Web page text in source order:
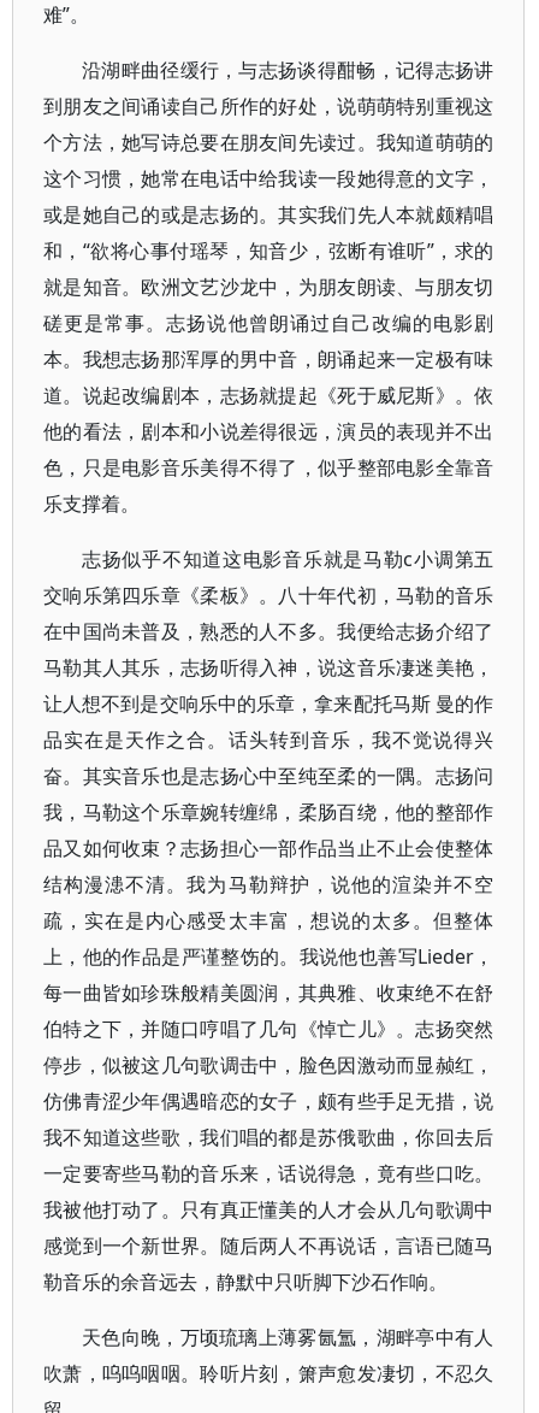
难”。
沿湖畔曲径缓行，与志扬谈得酣畅，记得志扬讲
到朋友之间诵读自己所作的好处，说萌萌特别重视这
个方法，她写诗总要在朋友间先读过。我知道萌萌的
这个习惯，她常在电话中给我读一段她得意的文字，
或是她自己的或是志扬的。其实我们先人本就颇精唱
和，“欲将心事付瑶琴，知音少，弦断有谁听”，求的
就是知音。欧洲文艺沙龙中，为朋友朗读、与朋友切
磋更是常事。志扬说他曾朗诵过自己改编的电影剧
本。我想志扬那浑厚的男中音，朗诵起来一定极有味
道。说起改编剧本，志扬就提起《死于威尼斯》。依
他的看法，剧本和小说差得很远，演员的表现并不出
色，只是电影音乐美得不得了，似乎整部电影全靠音
乐支撑着。
志扬似乎不知道这电影音乐就是马勒c小调第五
交响乐第四乐章《柔板》。八十年代初，马勒的音乐
在中国尚未普及，熟悉的人不多。我便给志扬介绍了
马勒其人其乐，志扬听得入神，说这音乐凄迷美艳，
让人想不到是交响乐中的乐章，拿来配托马斯 曼的作
品实在是天作之合。话头转到音乐，我不觉说得兴
奋。其实音乐也是志扬心中至纯至柔的一隅。志扬问
我，马勒这个乐章婉转缠绵，柔肠百绕，他的整部作
品又如何收束？志扬担心一部作品当止不止会使整体
结构漫漶不清。我为马勒辩护，说他的渲染并不空
疏，实在是内心感受太丰富，想说的太多。但整体
上，他的作品是严谨整饬的。我说他也善写Lieder，
每一曲皆如珍珠般精美圆润，其典雅、收束绝不在舒
伯特之下，并随口哼唱了几句《悼亡儿》。志扬突然
停步，似被这几句歌调击中，脸色因激动而显赪红，
仿佛青涩少年偶遇暗恋的女子，颇有些手足无措，说
我不知道这些歌，我们唱的都是苏俄歌曲，你回去后
一定要寄些马勒的音乐来，话说得急，竟有些口吃。
我被他打动了。只有真正懂美的人才会从几句歌调中
感觉到一个新世界。随后两人不再说话，言语已随马
勒音乐的余音远去，静默中只听脚下沙石作响。
天色向晚，万顷琉璃上薄雾氤氲，湖畔亭中有人
吹萧，呜呜咽咽。聆听片刻，箫声愈发凄切，不忍久